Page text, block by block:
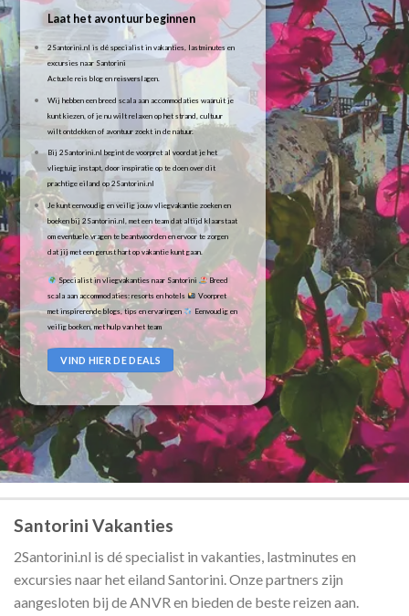
Laat het avontuur beginnen
2Santorini.nl is dé specialist in vakanties, lastminutes en
excursies naar Santorini
Actuele reis blog en reisverslagen.
Wij hebben een breed scala aan accommodaties waaruit je
kunt kiezen, of je nu wilt relaxen op het strand, cultuur
wilt ontdekken of avontuur zoekt in de natuur.
Bij 2Santorini.nl begint de voorpret al voordat je het
vliegtuig instapt, door inspiratie op te doen over dit
prachtige eiland op 2Santorini.nl
Je kunt eenvoudig en veilig jouw vliegvakantie zoeken en
boeken bij 2Santorini.nl, met een team dat altijd klaarstaat
om eventuele vragen te beantwoorden en ervoor te zorgen
dat jij met een gerust hart op vakantie kunt gaan.
Specialist in vliegvakanties naar Santorini
Breed
scala aan accommodaties: resorts en hotels
Voorpret
met inspirerende blogs, tips en ervaringen
Eenvoudig en
veilig boeken, met hulp van het team
VIND HIER DE DEALS
Santorini Vakanties
2Santorini.nl is dé specialist in vakanties, lastminutes en
excursies naar het eiland Santorini. Onze partners zijn
aangesloten bij de ANVR en bieden de beste reizen aan.